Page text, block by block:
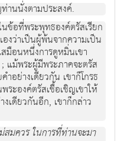
นนั่งตามประสงค์.
ข้อที่พระพุทธองค์ตรัสเรียก
งว่าเป็นผู้พ้นจากความเป็น
มือนหนึ่งการดูหมิ่นเขา
แม้พระผู้มีพระภาคจะตรัส
อย่างเดียวกัน เขาก็โกรธ
ระองค์ตรัสเชื้อเชิญเขาให้
เดียวกันอีก, เขาก็กล่าว
มควร ในการที่ท่านจะมา